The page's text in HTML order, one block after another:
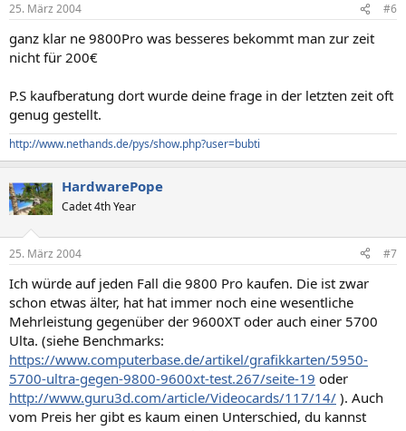
25. März 2004 #6
ganz klar ne 9800Pro was besseres bekommt man zur zeit
nicht für 200€
P.S kaufberatung dort wurde deine frage in der letzten zeit oft
genug gestellt.
http://www.nethands.de/pys/show.php?user=bubti
HardwarePope
Cadet 4th Year
25. März 2004 #7
Ich würde auf jeden Fall die 9800 Pro kaufen. Die ist zwar
schon etwas älter, hat hat immer noch eine wesentliche
Mehrleistung gegenüber der 9600XT oder auch einer 5700
Ulta. (siehe Benchmarks:
https://www.computerbase.de/artikel/grafikkarten/5950-
5700-ultra-gegen-9800-9600xt-test.267/seite-19 oder
http://www.guru3d.com/article/Videocards/117/14/ ). Auch
vom Preis her gibt es kaum einen Unterschied, du kannst